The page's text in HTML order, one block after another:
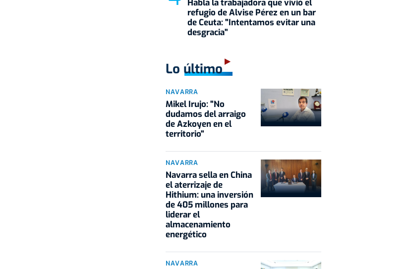
Habla la trabajadora que vivió el
refugio de Alvise Pérez en un bar
de Ceuta: "Intentamos evitar una
desgracia"
Lo último
NAVARRA
Mikel Irujo: "No
dudamos del arraigo
de Azkoyen en el
territorio"
NAVARRA
Navarra sella en China
el aterrizaje de
Hithium: una inversión
de 405 millones para
liderar el
almacenamiento
energético
NAVARRA